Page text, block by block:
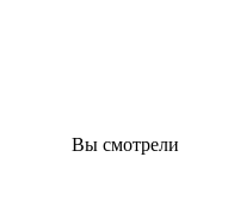
Вы смотрели